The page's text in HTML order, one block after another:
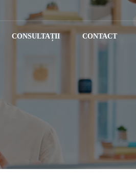
CONSULTAȚII CONTACT